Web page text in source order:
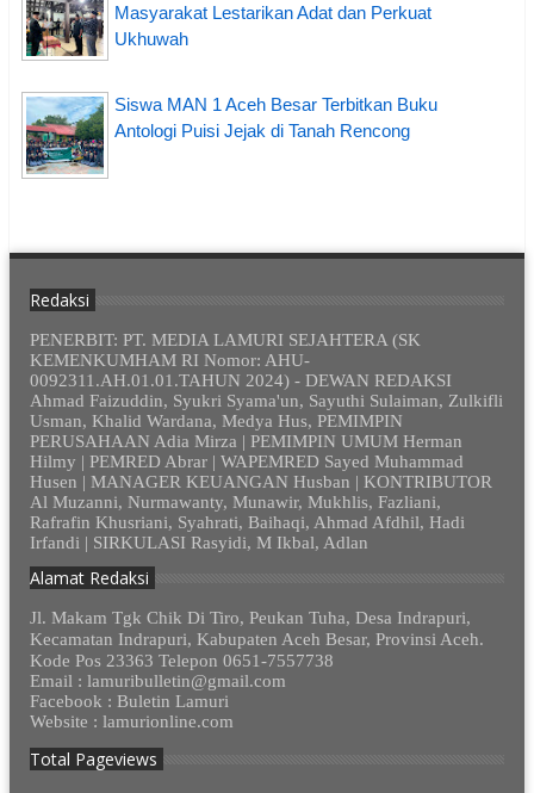
Masyarakat Lestarikan Adat dan Perkuat
Ukhuwah
Siswa MAN 1 Aceh Besar Terbitkan Buku
Antologi Puisi Jejak di Tanah Rencong
Redaksi
PENERBIT: PT. MEDIA LAMURI SEJAHTERA (SK
KEMENKUMHAM RI Nomor: AHU-
0092311.AH.01.01.TAHUN 2024) - DEWAN REDAKSI
Ahmad Faizuddin, Syukri Syama'un, Sayuthi Sulaiman, Zulkifli
Usman, Khalid Wardana, Medya Hus, PEMIMPIN
PERUSAHAAN Adia Mirza | PEMIMPIN UMUM Herman
Hilmy | PEMRED Abrar | WAPEMRED Sayed Muhammad
Husen | MANAGER KEUANGAN Husban | KONTRIBUTOR
Al Muzanni, Nurmawanty, Munawir, Mukhlis, Fazliani,
Rafrafin Khusriani, Syahrati, Baihaqi, Ahmad Afdhil, Hadi
Irfandi | SIRKULASI Rasyidi, M Ikbal, Adlan
Alamat Redaksi
Jl. Makam Tgk Chik Di Tiro, Peukan Tuha, Desa Indrapuri,
Kecamatan Indrapuri, Kabupaten Aceh Besar, Provinsi Aceh.
Kode Pos 23363 Telepon 0651-7557738
Email : lamuribulletin@gmail.com
Facebook : Buletin Lamuri
Website : lamurionline.com
Total Pageviews